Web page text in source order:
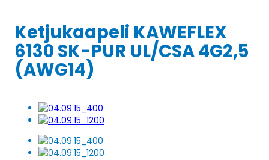
Ketjukaapeli KAWEFLEX
6130 SK-PUR UL/CSA 4G2,5
(AWG14)